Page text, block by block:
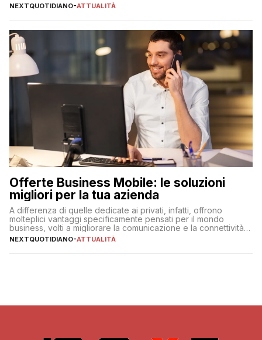
NEXTQUOTIDIANO-ATTUALITÀ
Offerte Business Mobile: le soluzioni
migliori per la tua azienda
A differenza di quelle dedicate ai privati, infatti, offrono
molteplici vantaggi specificamente pensati per il mondo
business, volti a migliorare la comunicazione e la connettività
degli utenti
NEXTQUOTIDIANO-ATTUALITÀ